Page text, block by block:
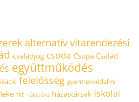
alternatív vitarendezési
családjog csoda Csupa Család
együttműködés
felelősség gyermekvédelmi
hit hálapénz házastársak iskolai